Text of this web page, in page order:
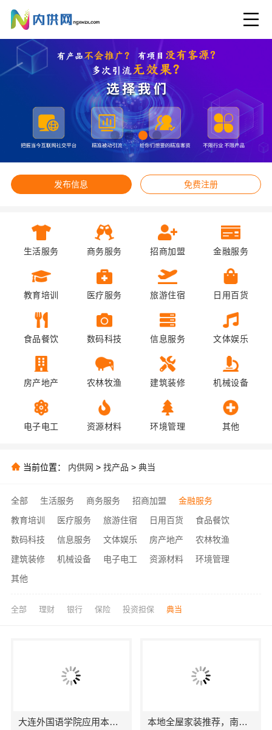
发布信息 免费注册
生活服务 商务服务 招商加盟 金融服务
教育培训 医疗服务 旅游住宿 日用百货
食品餐饮 数码科技 信息服务 文体娱乐
房产地产 农林牧渔 建筑装修 机械设备
电子电工 资源材料 环境管理 其他
当前位置： 内供网 > 找产品 > 典当
全部 生活服务 商务服务 招商加盟
金融服务
教育培训
医疗服务 旅游住宿 日用百货
食品餐饮
数码科技
信息服务 文体娱乐 房产地产
农林牧渔
建筑装修
机械设备 电子电工 资源材料
环境管理
其他
全部 理财 银行 保险 投资担保 典当
大连外国语学院应用本科服务资讯报名电话 本地全屋家装推荐，南通宏域全宅装饰建材有限公司口碑之选